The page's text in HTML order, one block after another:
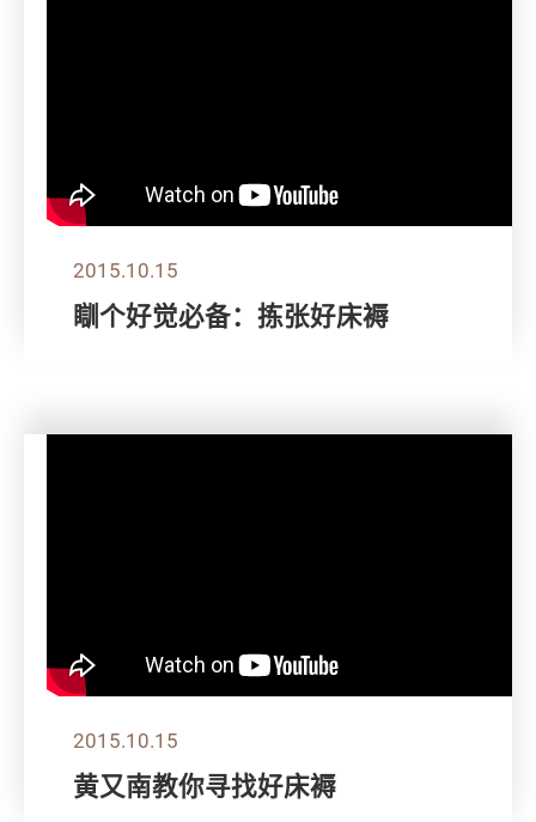
2015.10.15
瞓个好觉必备：拣张好床褥
2015.10.15
黄又南教你寻找好床褥